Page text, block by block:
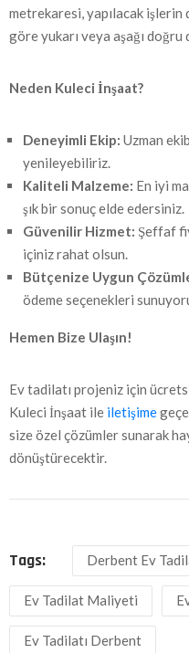
metrekaresi, yapılacak işlerin
göre yukarı veya aşağı doğru
Neden Kuleci İnşaat?
Deneyimli Ekip: Uzman
yenileyebiliriz.
Kaliteli Malzeme: En iyi
şık bir sonuç elde edersiniz.
Güvenilir Hizmet: Şeffaf
içiniz rahat olsun.
Bütçenize Uygun
ödeme seçenekleri
Hemen Bize Ulaşın!
Ev tadilatı projeniz için
Kuleci İnşaat ile iletişime
size özel çözümler sunarak
dönüştürecektir.
Tags: Derbent Ev
Ev Tadilat Maliyeti
Ev Tadilatı Derbent